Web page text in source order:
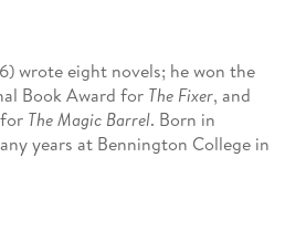
wrote eight novels; he won the
Book Award forThe Fixer, and
The Magic Barrel. Born in
years at Bennington College in